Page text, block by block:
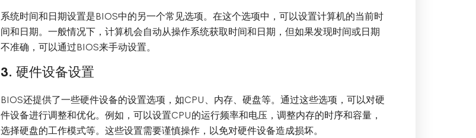
系统时间和日期设置是BIOS中的另一个常见选项。在这个选项中，可以设置计算机的当前时
间和日期。一般情况下，计算机会自动从操作系统获取时间和日期，但如果发现时间或日期
不准确，可以通过BIOS来手动设置。
3. 硬件设备设置
BIOS还提供了一些硬件设备的设置选项，如CPU、内存、硬盘等。通过这些选项，可以对硬
件设备进行调整和优化。例如，可以设置CPU的运行频率和电压，调整内存的时序和容量，
选择硬盘的工作模式等。这些设置需要谨慎操作，以免对硬件设备造成损坏。